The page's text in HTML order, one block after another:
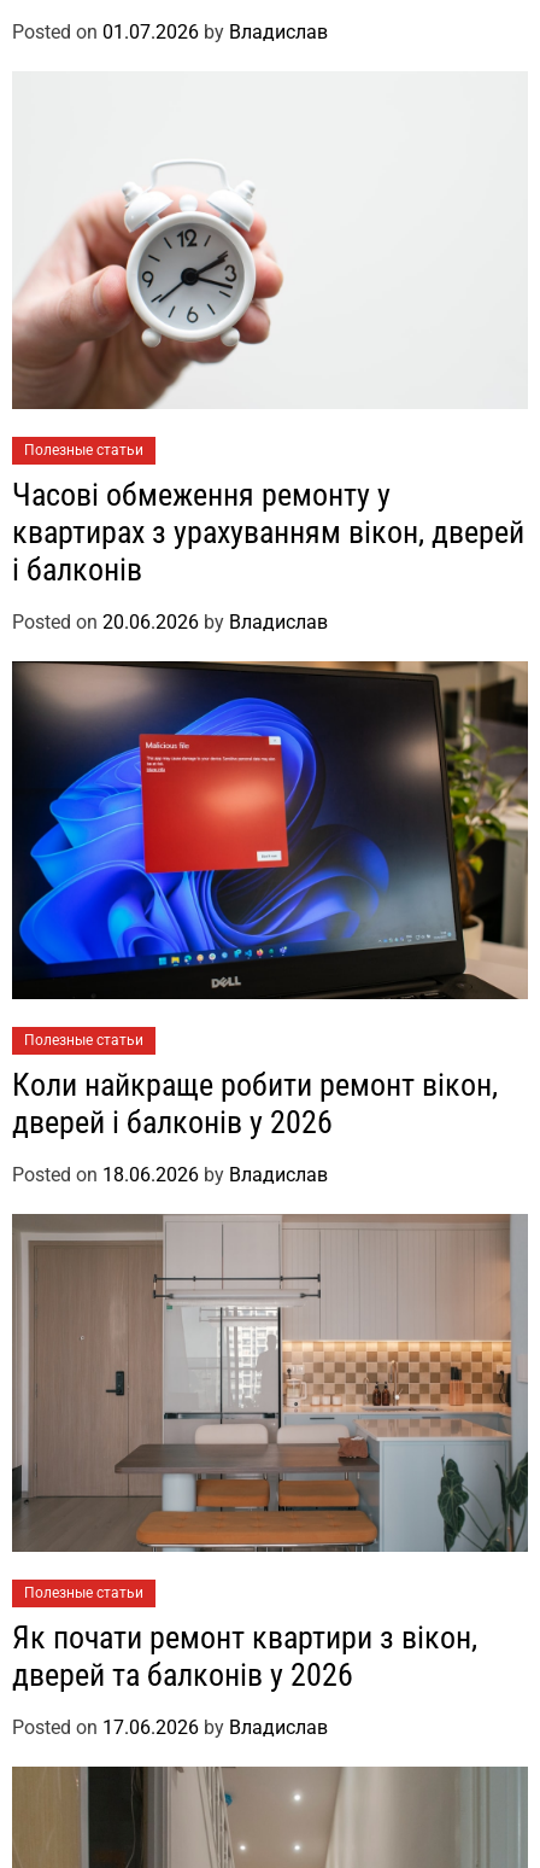
Posted on 01.07.2026 by Владислав
Полезные статьи
Часові обмеження ремонту у
квартирах з урахуванням вікон, дверей
і балконів
Posted on 20.06.2026 by Владислав
Полезные статьи
Коли найкраще робити ремонт вікон,
дверей і балконів у 2026
Posted on 18.06.2026 by Владислав
Полезные статьи
Як почати ремонт квартири з вікон,
дверей та балконів у 2026
Posted on 17.06.2026 by Владислав